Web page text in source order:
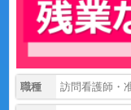
職種 訪問看護師・